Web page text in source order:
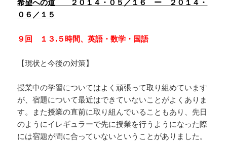
希望への道 ２０１４・０５／１６ ー ２０１４・
０６／１５
９回 １３.５時間、英語・数学・国語
【現状と今後の対策】
授業中の学習についてはよく頑張って取り組めています
が、宿題について最近はできていないことがよくありま
す。また授業の直前に取り組んでいることもあり、先日
のようにイレギュラーで先に授業を行うようになった際
には宿題が間に合っていないということがありました。